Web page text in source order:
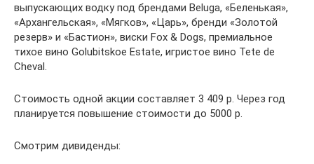
выпускающих водку под брендами Beluga, «Беленькая»,
«Архангельская», «Мягков», «Царь», бренди «Золотой
резерв» и «Бастион», виски Fox & Dogs, премиальное
тихое вино Golubitskoe Estate, игристое вино Tete de
Cheval.
Стоимость одной акции составляет 3 409 р. Через год
планируется повышение стоимости до 5000 р.
Смотрим дивиденды: